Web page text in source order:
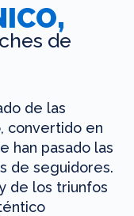
de
de las
convertido en
han pasado las
de seguidores.
de los triunfos